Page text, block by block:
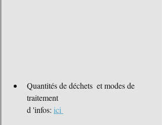
Quantités de déchets  et modes de
traitement
d 'infos: ici